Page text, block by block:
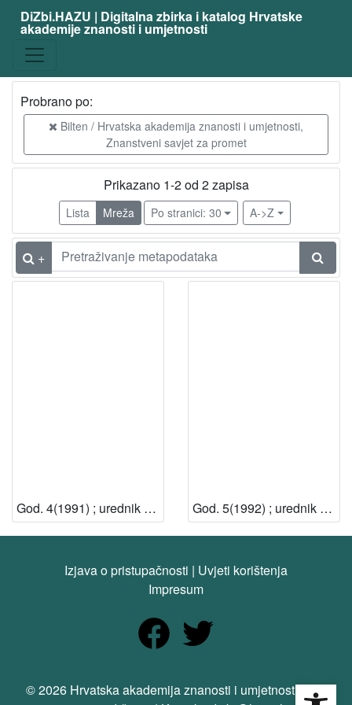
DiZbi.HAZU | Digitalna zbirka i katalog Hrvatske
akademije znanosti i umjetnosti
Probrano po:
Bilten / Hrvatska akademija znanosti i umjetnosti,
Znanstveni savjet za promet
Prikazano 1-2 od 2 zapisa
Lista Mreža Po stranici: 30 A->Z
+
God. 4(1991) ; urednik Josip Božičević God. 5(1992) ; urednik Josip Božičević
Izjava o pristupačnosti | Uvjeti korištenja
Impresum
© 2026 Hrvatska akademija znanosti i umjetnosti. Sva